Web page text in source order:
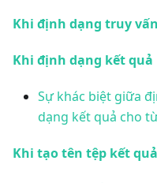
Khi định dạng truy vấn
Khi định dạng kết quả
Sự khác biệt giữa
dạng kết quả cho
Khi tạo tên tệp kết quả